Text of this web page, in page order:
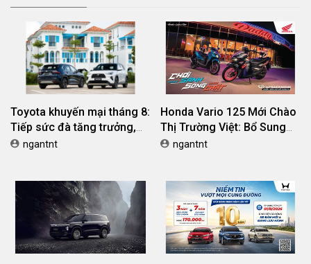
Toyota khuyến mại tháng 8:
Tiếp sức đà tăng trưởng,
tối ưu chi phí mua xe
ngantnt
Honda Vario 125 Mới Chào
Thị Trường Việt: Bổ Sung
Phiên Bản Street, Giá Từ
ngantnt